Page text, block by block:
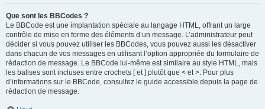
Que sont les BBCodes ?
Le BBCode est une implantation spéciale au langage HTML, offrant un large
contrôle de mise en forme des éléments d’un message. L’administrateur peut
décider si vous pouvez utiliser les BBCodes, vous pouvez aussi les désactiver
dans chacun de vos messages en utilisant l’option appropriée du formulaire de
rédaction de message. Le BBCode lui-même est similaire au style HTML, mais
les balises sont incluses entre crochets [ et ] plutôt que < et >. Pour plus
d’informations sur le BBCode, consultez le guide accessible depuis la page de
rédaction de message.